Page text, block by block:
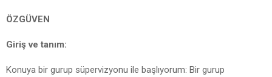
ÖZGÜVEN
Giriş ve tanım:
Konuya bir gurup süpervizyonu ile başlıyorum: Bir gurup